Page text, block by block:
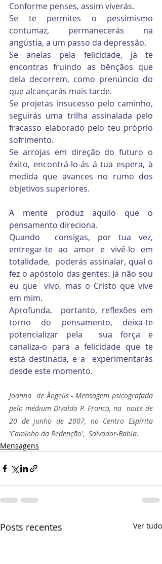
Conforme penses, assim viverás.
Se te permites o pessimismo
contumaz, permanecerás na
angústia, a um passo da depressão.
Se anelas pela felicidade, já te
encontras fruindo as bênçãos que
dela decorrem, como prenúncio do
que alcançarás mais tarde.
Se projetas insucesso pelo caminho,
seguirás uma trilha assinalada pelo
fracasso elaborado pelo teu próprio
sofrimento.
Se arrojas em direção do futuro o
êxito, encontrá-lo-ás á tua espera, à
medida que avances no rumo dos
objetivos superiores.
A mente produz aquilo que o
pensamento direciona.
Quando  consigas, por tua vez,
entregar-te ao amor e vivê-lo em
totalidade,  poderás assinalar, qual o
fez o apóstolo das gentes: Já não sou
eu que  vivo, mas o Cristo que vive
em mim.
Aprofunda,  portanto, reflexões em
torno do pensamento, deixa-te
potencializar pela  sua força e
canaliza-o para a felicidade que te
está destinada, e a  experimentarás
desde este momento.
Joanna  de Ângelis - Mensagem psicografada
pelo médium Divaldo P. Franco, na  noite de
20 de junho de 2007, no Centro Espírita
'Caminho da Redenção',  Salvador-Bahia.
Mensagens
Posts recentes Ver tudo